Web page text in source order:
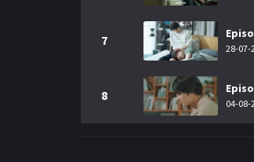
7
28-07-
8
04-08-